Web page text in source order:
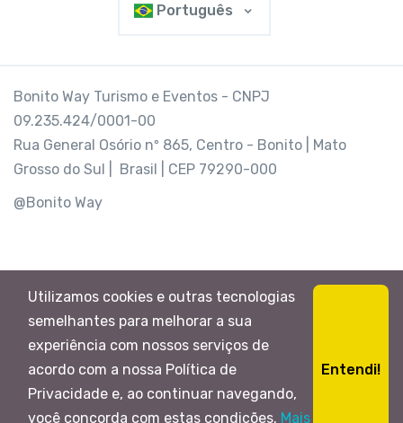
Português
Bonito Way Turismo e Eventos - CNPJ
09.235.424/0001-00
Rua General Osório nº 865, Centro - Bonito | Mato
Grosso do Sul | Brasil | CEP 79290-000
@Bonito Way
Utilizamos cookies e outras tecnologias
semelhantes para melhorar a sua
experiência com nossos serviços de
acordo com a nossa Política de
Privacidade e, ao continuar navegando,
você concorda com estas condições. Mais
Entendi!